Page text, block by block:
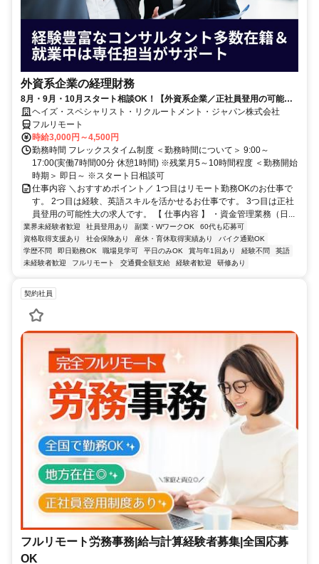
外資系企業の経理財務
8月・9月・10月スタート相談OK！【外資系企業／正社員登用の可能性
大／700万～800万／リモート勤務OK】経理財務
ヘイズ・スペシャリスト・リクルートメント・ジャパン株式会社
フルリモート
時給3,000円～4,500円
勤務時間 フレックスタイム制度 ＜勤務時間について＞ 9:00～
17:00(実働7時間00分 休憩1時間) ※残業月5～10時間程度 ＜勤務開始
時期＞ 即日～ ※スタート日相談可
仕事内容 ＼おすすめポイント／ 1つ目はリモート勤務OKのお仕事で
す。 2つ目は経験、英語スキルを活かせるお仕事です。 3つ目は正社
員登用の可能性大の求人です。 【 仕事内容 】 ・資金管理業務（日...
業界未経験者歓迎 社員登用あり 副業・WワークOK
60代も応募可
資格取得支援あり
社会保険あり 産休・育休取得実績あり
バイク通勤OK
学歴不問
即日勤務OK 職場見学可 平日のみOK 賞与年1回あり 経験不問
英語
未経験者歓迎
フルリモート 交通費全額支給 経験者歓迎 研修あり
契約社員
フルリモート労務事務|給与計算経験者募集|全国応募
OK